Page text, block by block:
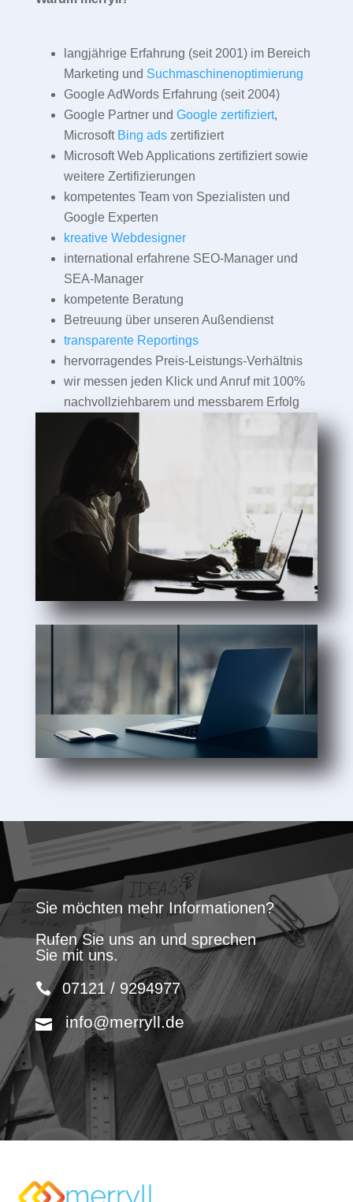
langjährige Erfahrung (seit 2001) im Bereich
Marketing und Suchmaschinenoptimierung
Google AdWords Erfahrung (seit 2004)
Google Partner und Google zertifiziert,
Microsoft Bing adszertifiziert
Microsoft Web Applications zertifiziert sowie
weitere Zertifizierungen
kompetentes Team von Spezialisten und
Google Experten
kreative Webdesigner
international erfahrene SEO-Manager und
SEA-Manager
kompetente Beratung
Betreuung über unseren Außendienst
transparente Reportings
hervorragendes Preis-Leistungs-Verhältnis
wir messen jeden Klick und Anruf mit 100%
nachvollziehbarem und messbarem Erfolg
Sie möchten mehr Informationen?
Rufen Sie uns an und sprechen
Sie mit uns.
07121 / 9294977
info@merryll.de